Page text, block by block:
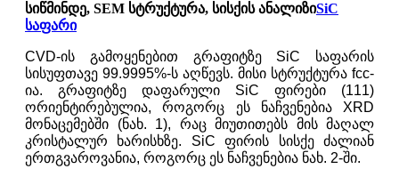
სიწმინდე, SEM სტრუქტურა, სისქის ანალიზიSiC
საფარი
CVD-ის გამოყენებით გრაფიტზე SiC საფარის
სისუფთავე 99.9995%-ს აღწევს. მისი სტრუქტურა fcc-
ია. გრაფიტზე დაფარული SiC ფირები (111)
ორიენტირებულია, როგორც ეს ნაჩვენებია XRD
მონაცემებში (ნახ. 1), რაც მიუთითებს მის მაღალ
კრისტალურ ხარისხზე. SiC ფირის სისქე ძალიან
ერთგვაროვანია, როგორც ეს ნაჩვენებია ნახ. 2-ში.